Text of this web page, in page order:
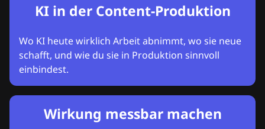
KI in der Content-Produktion
Wo KI heute wirklich Arbeit abnimmt, wo sie neue
schafft, und wie du sie in Produktion sinnvoll
einbindest.
Wirkung messbar machen